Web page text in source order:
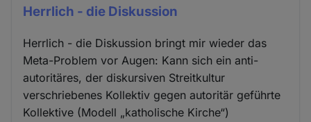
Herrlich - die Diskussion
Herrlich - die Diskussion bringt mir wieder das
Meta-Problem vor Augen: Kann sich ein anti-
autoritäres, der diskursiven Streitkultur
verschriebenes Kollektiv gegen autoritär geführte
Kollektive (Modell „katholische Kirche“)